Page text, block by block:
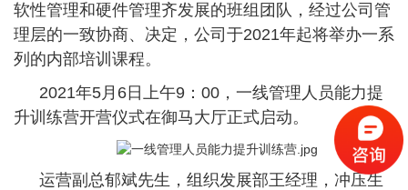
软性管理和硬件管理齐发展的班组团队，经过公司管
理层的一致协商、决定，公司于2021年起将举办一系
列的内部培训课程。
2021年5月 6 日上午9 ： 00 ，一线管理人员能力提
升训练营开营仪式在御马大厅正式启动。
运营副总郁斌先生，组织发展部王经理，冲压生